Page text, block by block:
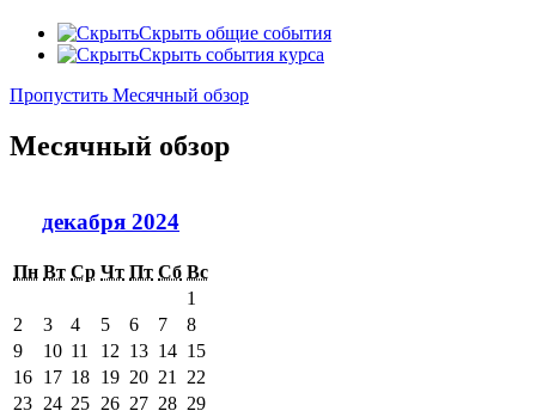
Скрыть общие события
Скрыть события курса
Пропустить Месячный обзор
Месячный обзор
декабря 2024
Пн Вт Ср Чт Пт Сб Вс
1
2
3 4 5 6 7
8
9
10 11 12 13 14 15
16 17 18 19 20 21
22
23 24 25 26 27 28 29